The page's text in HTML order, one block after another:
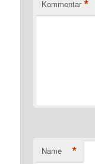
Kommentar *
Name *